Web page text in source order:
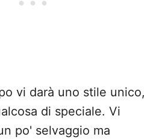
vi darà uno stile unico,
di speciale. Vi
po' selvaggio ma